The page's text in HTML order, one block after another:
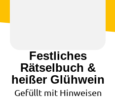
Festliches
Rätselbuch &
heißer Glühwein
Gefüllt mit Hinweisen